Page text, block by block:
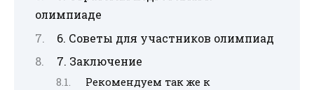
олимпиаде
6. Советы для участников олимпиад
7. Заключение
Рекомендуем так же к